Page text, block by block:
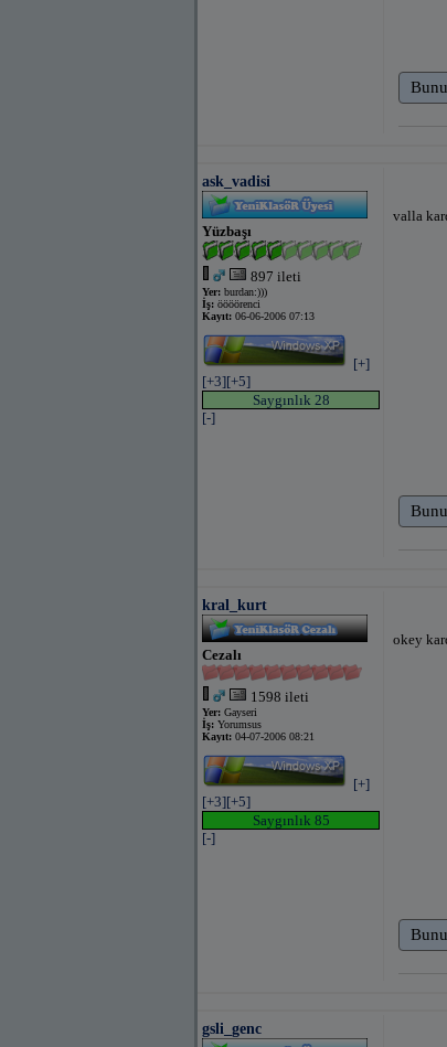
ask_vadisi
Yüzbaşı
897 ileti
Yer: burdan:)))
İş: öööörenci
Kayıt: 06-06-2006 07:13
[+]
[+3][+5]
Saygınlık 28
[-]
valla
kral_kurt
Cezalı
1598 ileti
Yer: Gayseri
İş: Yorumsus
Kayıt: 04-07-2006 08:21
[+]
[+3][+5]
Saygınlık 85
[-]
okey
gsli_genc